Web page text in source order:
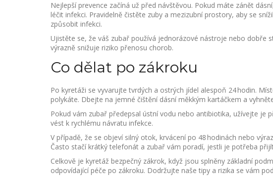
Nejlepší prevence začíná už před návštěvou. Pokud máte zánět
léčit infekci. Pravidelně čistěte zuby a mezizubní prostory, aby se
způsobit infekci.
Ujistěte se, že váš zubař používá jednorázové nástroje nebo dobře
výrazně snižuje riziko přenosu chorob.
Co dělat po zákroku
Po kyretáži se vyvarujte tvrdých a ostrých jídel alespoň 24 hodin.
polykáte. Dbejte na jemné čištění dásní měkkým kartáčkem a
Pokud vám zubař předepsal ústní vodu nebo antibiotika, užívejte je
vést k rychlému návratu infekce.
V případě, že se objeví silný otok, krvácení po 48 hodinách nebo
Často stačí krátký telefonát a zubař vám poradí, jestli je potřeba
Celkově je kyretáž bezpečný zákrok, když jsou splněny základní
odpovídající péče po zákroku. Dodržujte naše tipy a rizika se vám